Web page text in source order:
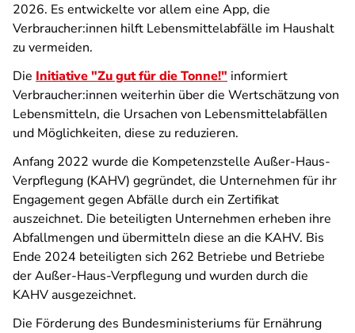
2026. Es entwickelte vor allem eine App, die
Verbraucher:innen hilft Lebensmittelabfälle im Haushalt
zu vermeiden.
Die Initiative "Zu gut für die Tonne!" informiert
Verbraucher:innen weiterhin über die Wertschätzung von
Lebensmitteln, die Ursachen von Lebensmittelabfällen
und Möglichkeiten, diese zu reduzieren.
Anfang 2022 wurde die Kompetenzstelle Außer-Haus-
Verpflegung (KAHV) gegründet, die Unternehmen für ihr
Engagement gegen Abfälle durch ein Zertifikat
auszeichnet. Die beteiligten Unternehmen erheben ihre
Abfallmengen und übermitteln diese an die KAHV. Bis
Ende 2024 beteiligten sich 262 Betriebe und Betriebe
der Außer-Haus-Verpflegung und wurden durch die
KAHV ausgezeichnet.
Die Förderung des Bundesministeriums für Ernährung